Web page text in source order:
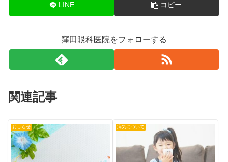
LINE コピー
窪田眼科医院をフォローする
関連記事
おしらせ 病気について